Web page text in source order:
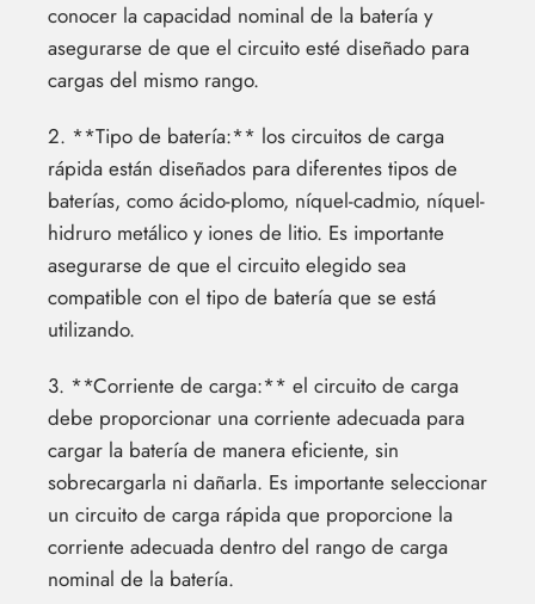
conocer la capacidad nominal de la batería y
asegurarse de que el circuito esté diseñado para
cargas del mismo rango.
2. **Tipo de batería:** los circuitos de carga
rápida están diseñados para diferentes tipos de
baterías, como ácido-plomo, níquel-cadmio, níquel-
hidruro metálico y iones de litio. Es importante
asegurarse de que el circuito elegido sea
compatible con el tipo de batería que se está
utilizando.
3. **Corriente de carga:** el circuito de carga
debe proporcionar una corriente adecuada para
cargar la batería de manera eficiente, sin
sobrecargarla ni dañarla. Es importante seleccionar
un circuito de carga rápida que proporcione la
corriente adecuada dentro del rango de carga
nominal de la batería.